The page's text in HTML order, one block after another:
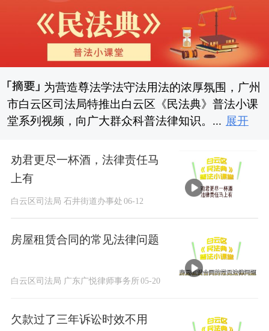
为营造尊法学法守法用法的浓厚氛围，广州
市白云区司法局特推出白云区《民法典》普法小课
堂系列视频，向广大群众科普法律知识。... 展开
劝君更尽一杯酒，法律责任马
上有
白云区司法局 石井街道办事处 06-12
房屋租赁合同的常见法律问题
白云区司法局 广东广悦律师事务所05-20
欠款过了三年诉讼时效不用